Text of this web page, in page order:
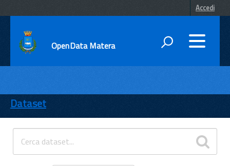
Accedi
OpenData Matera
ENTI
TEMI
INFORMAZIONI
Dataset